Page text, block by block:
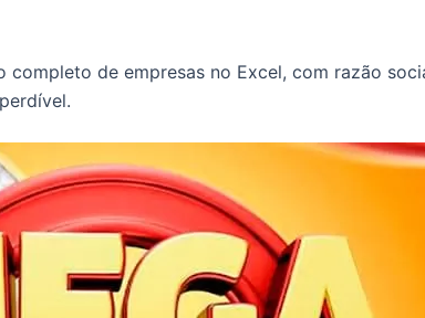
de empresas no Excel, com razão